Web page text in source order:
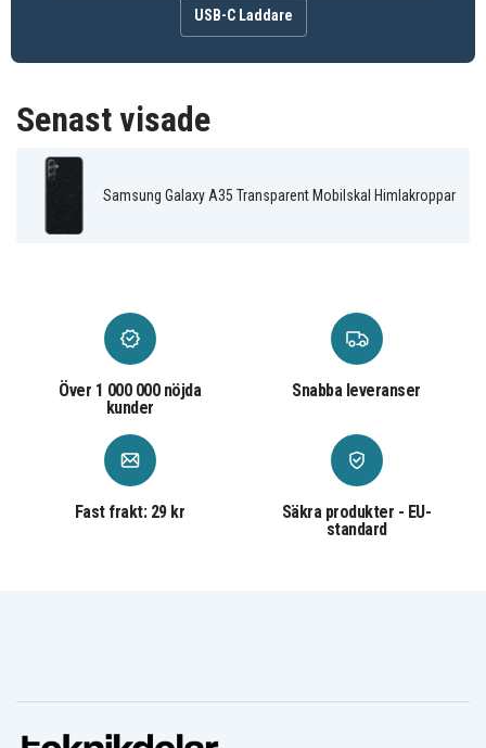
SA35-PRINT.154.03-TEKNIK00122
Färg Flerfärgad
Material Plast
USB-C Laddare
Senast visade
Samsung Galaxy A35 Transparent Mobilskal Himlakroppar
Över 1 000 000 nöjda
kunder
Snabba leveranser
Fast frakt: 29 kr
Säkra produkter - EU-
standard